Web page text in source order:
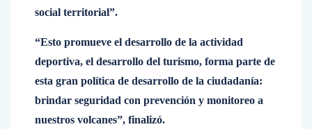
social territorial”.
“Esto promueve el desarrollo de la actividad
deportiva, el desarrollo del turismo, forma parte de
esta gran política de desarrollo de la ciudadanía:
brindar seguridad con prevención y monitoreo a
nuestros volcanes”, finalizó.